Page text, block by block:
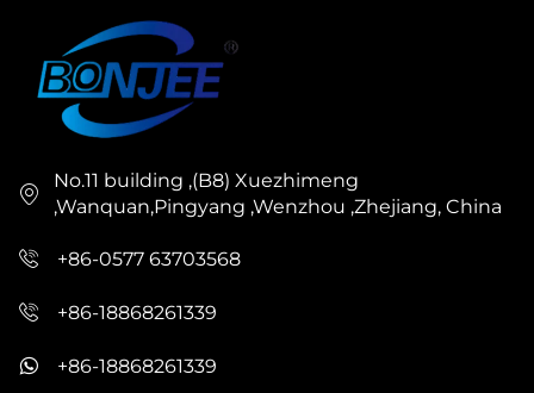
No.11 building ,(B8) Xuezhimeng
,Wanquan,Pingyang ,Wenzhou ,Zhejiang, China
+86-0577 63703568
+86-18868261339
+86-18868261339